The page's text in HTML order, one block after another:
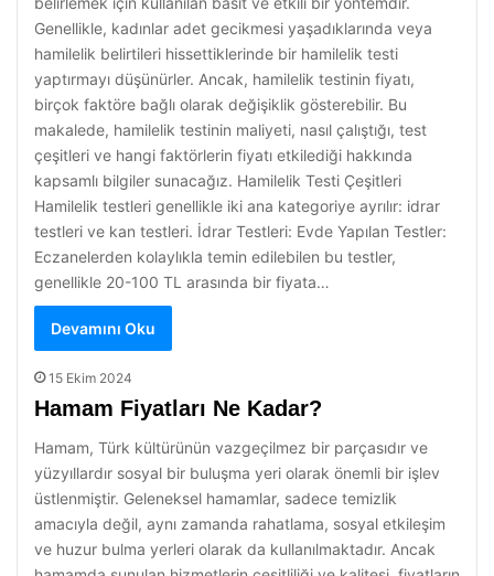
Genellikle, kadınlar adet gecikmesi yaşadıklarında veya
hamilelik belirtileri hissettiklerinde bir hamilelik testi
yaptırmayı düşünürler. Ancak, hamilelik testinin fiyatı,
birçok faktöre bağlı olarak değişiklik gösterebilir. Bu
makalede, hamilelik testinin maliyeti, nasıl çalıştığı, test
çeşitleri ve hangi faktörlerin fiyatı etkilediği hakkında
kapsamlı bilgiler sunacağız. Hamilelik Testi Çeşitleri
Hamilelik testleri genellikle iki ana kategoriye ayrılır: idrar
testleri ve kan testleri. İdrar Testleri: Evde Yapılan Testler:
Eczanelerden kolaylıkla temin edilebilen bu testler,
genellikle 20-100 TL arasında bir fiyata…
Devamını Oku
15 Ekim 2024
Hamam Fiyatları Ne Kadar?
Hamam, Türk kültürünün vazgeçilmez bir parçasıdır ve
yüzyıllardır sosyal bir buluşma yeri olarak önemli bir işlev
üstlenmiştir. Geleneksel hamamlar, sadece temizlik
amacıyla değil, aynı zamanda rahatlama, sosyal etkileşim
ve huzur bulma yerleri olarak da kullanılmaktadır. Ancak